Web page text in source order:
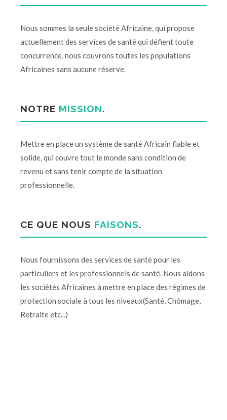
Nous sommes la seule société Africaine, qui propose
actuellement des services de santé qui défient toute
concurrence, nous couvrons toutes les populations
Africaines sans aucune réserve.
NOTRE MISSION.
Mettre en place un système de santé Africain fiable et
solide, qui couvre tout le monde sans condition de
revenu et sans tenir compte de la situation
professionnelle.
CE QUE NOUS FAISONS.
Nous fournissons des services de santé pour les
particuliers et les professionnels de santé. Nous aidons
les sociétés Africaines à mettre en place des régimes de
protection sociale à tous les niveaux(Santé, Chômage,
Retraite etc...)